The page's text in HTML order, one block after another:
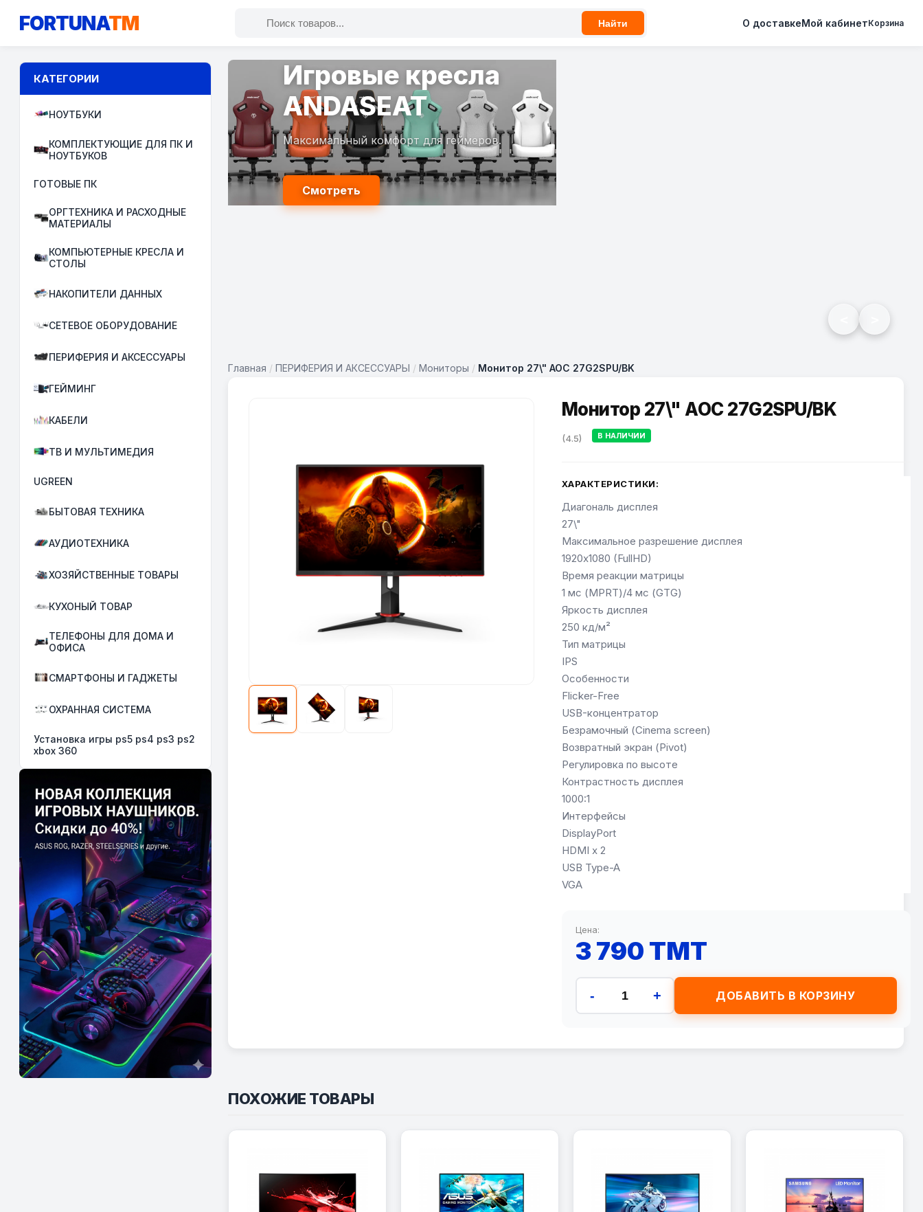
FORTUNATM Найти О доставкеМой кабинетКорзина
КАТЕГОРИИ
НОУТБУКИ
КОМПЛЕКТУЮЩИЕ ДЛЯ ПК И
НОУТБУКОВ
ГОТОВЫЕ ПК
ОРГТЕХНИКА И РАСХОДНЫЕ
МАТЕРИАЛЫ
КОМПЬЮТЕРНЫЕ КРЕСЛА И
СТОЛЫ
НАКОПИТЕЛИ ДАННЫХ
СЕТЕВОЕ ОБОРУДОВАНИЕ
ПЕРИФЕРИЯ И АКСЕССУАРЫ
ГЕЙМИНГ
КАБЕЛИ
ТВ И МУЛЬТИМЕДИЯ
UGREEN
БЫТОВАЯ ТЕХНИКА
АУДИОТЕХНИКА
ХОЗЯЙСТВЕННЫЕ ТОВАРЫ
КУХОНЫЙ ТОВАР
ТЕЛЕФОНЫ ДЛЯ ДОМА И
ОФИСА
СМАРТФОНЫ И ГАДЖЕТЫ
ОХРАННАЯ СИСТЕМА
Установка игры ps5 ps4 ps3 ps2
xbox 360
Смартфоны
Новинки 2025
Флагманы в наличии.
Выбрать
Главная / ПЕРИФЕРИЯ И АКСЕССУАРЫ / Мониторы / Монитор 27\" AOC 27G2SPU/BK
Монитор 27\" AOC 27G2SPU/BK
(4.5) В НАЛИЧИИ
ХАРАКТЕРИСТИКИ:
Диагональ дисплея
27\"
Максимальное разрешение дисплея
1920x1080 (FullHD)
Время реакции матрицы
1 мс (MPRT)/4 мс (GTG)
Яркость дисплея
250 кд/м²
Тип матрицы
IPS
Особенности
Flicker-Free
USB-концентратор
Безрамочный (Сinema screen)
Возвратный экран (Pivot)
Регулировка по высоте
Контрастность дисплея
1000:1
Интерфейсы
DisplayPort
HDMI х 2
USB Type-A
VGA
Цена:
3 790 TMT
- + ДОБАВИТЬ В КОРЗИНУ
ПОХОЖИЕ ТОВАРЫ